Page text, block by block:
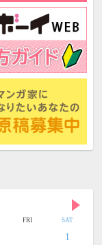
FRI SAT
1